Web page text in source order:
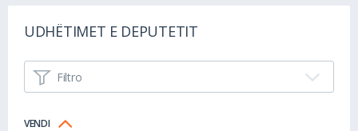
UDHËTIMET E DEPUTETIT
Filtro
VENDI